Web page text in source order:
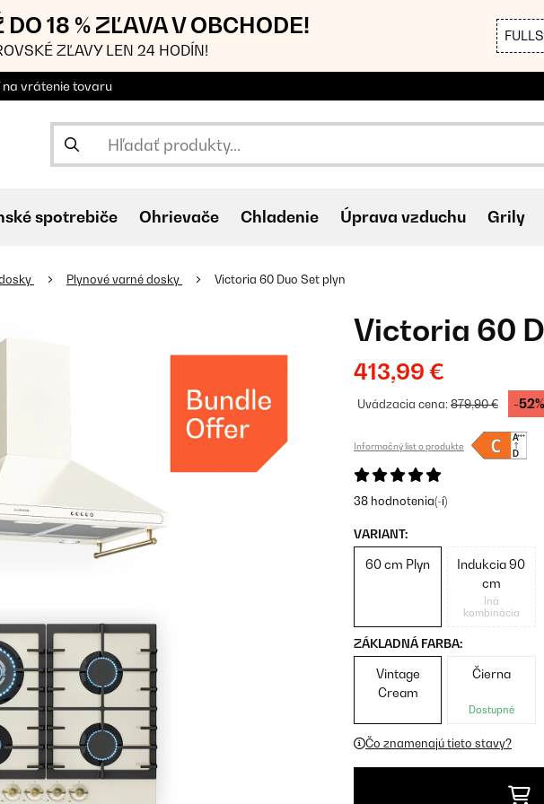
DO 18 % ZĽAVA V OBCHODE!
ZĽAVY LEN 24 HODÍN!
na vrátenie tovaru
spotrebiče Ohrievače Chladenie Úprava vzduchu Grily
Plynové varné dosky Victoria 60 Duo Set plyn
Victoria 60
413,99 €
Uvádzacia cena:879,90 € -52%
Informačný list o produkte
38 hodnotenia(-í)
VARIANT:
60 cm Plyn
Indukcia 90
cm
Iná
kombinácia
ZÁKLADNÁ FARBA:
Vintage
Cream
Čierna
Dostupné
Čo znamenajú tieto stavy?